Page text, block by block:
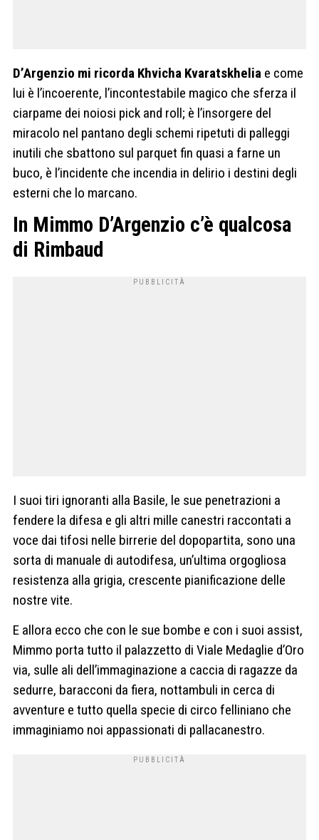
D’Argenzio mi ricorda Khvicha Kvaratskhelia e come
lui è l’incoerente, l’incontestabile magico che sferza il
ciarpame dei noiosi pick and roll; è l’insorgere del
miracolo nel pantano degli schemi ripetuti di palleggi
inutili che sbattono sul parquet fin quasi a farne un
buco, è l’incidente che incendia in delirio i destini degli
esterni che lo marcano.
In Mimmo D’Argenzio c’è qualcosa
di Rimbaud
I suoi tiri ignoranti alla Basile, le sue penetrazioni a
fendere la difesa e gli altri mille canestri raccontati a
voce dai tifosi nelle birrerie del dopopartita, sono una
sorta di manuale di autodifesa, un’ultima orgogliosa
resistenza alla grigia, crescente pianificazione delle
nostre vite.
E allora ecco che con le sue bombe e con i suoi assist,
Mimmo porta tutto il palazzetto di Viale Medaglie d’Oro
via, sulle ali dell’immaginazione a caccia di ragazze da
sedurre, baracconi da fiera, nottambuli in cerca di
avventure e tutto quella specie di circo felliniano che
immaginiamo noi appassionati di pallacanestro.